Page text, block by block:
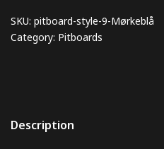
SKU: pitboard-style-9-Mørkeblå
Category: Pitboards
Description